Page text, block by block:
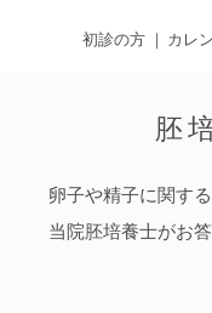
初診の方 カレ
胚
卵子や精子に関す
当院胚培養士がお答